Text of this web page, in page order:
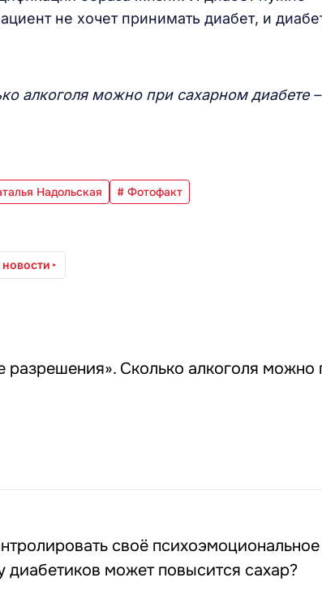
не хочет принимать диабет, и
алкоголя можно при сахарном диабете –
Надольская # Фотофакт
новости
разрешения». Сколько алкоголя можно
своё психоэмоциональное
диабетиков может повысится сахар?